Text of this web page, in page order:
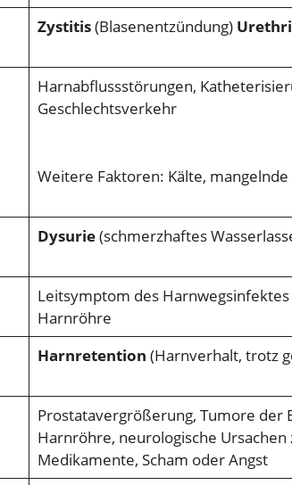
Zystitis(Blasenentzündung)
Harnabflussstörungen,
Geschlechtsverkehr
Weitere Faktoren: Kälte,
Dysurie(schmerzhaftes
Leitsymptom des
Harnröhre
Harnretention (Harnverhalt, trotz
Prostatavergrößerung, Tumore der
Harnröhre, neurologische
Medikamente, Scham oder Angst